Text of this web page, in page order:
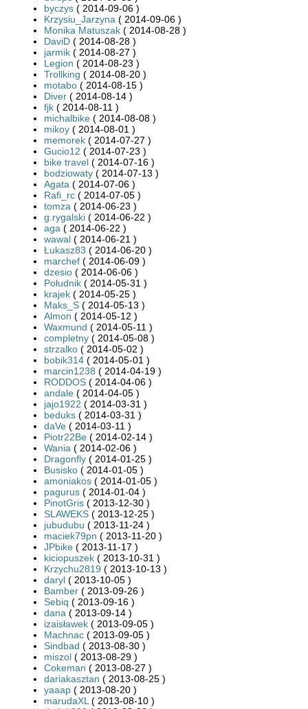
byczys ( 2014-09-06 )
Krzysiu_Jarzyna ( 2014-09-06 )
Monika Matuszak ( 2014-08-28 )
DaviD ( 2014-08-28 )
jarmik ( 2014-08-27 )
Legion ( 2014-08-23 )
Trollking ( 2014-08-20 )
motabo ( 2014-08-15 )
Diver ( 2014-08-14 )
fjk ( 2014-08-11 )
michalbike ( 2014-08-08 )
mikoy ( 2014-08-01 )
memorek ( 2014-07-27 )
Gucio12 ( 2014-07-23 )
bike travel ( 2014-07-16 )
bodziowaty ( 2014-07-13 )
Agata ( 2014-07-06 )
Rafi_rc ( 2014-07-05 )
tomza ( 2014-06-23 )
g.rygalski ( 2014-06-22 )
aga ( 2014-06-22 )
wawal ( 2014-06-21 )
Łukasz83 ( 2014-06-20 )
marchef ( 2014-06-09 )
dzesio ( 2014-06-06 )
Południk ( 2014-05-31 )
krajek ( 2014-05-25 )
Maks_S ( 2014-05-13 )
Almon ( 2014-05-12 )
Waxmund ( 2014-05-11 )
completny ( 2014-05-08 )
strzalko ( 2014-05-02 )
bobik314 ( 2014-05-01 )
marcin1238 ( 2014-04-19 )
RODDOS ( 2014-04-06 )
andale ( 2014-04-05 )
jajo1922 ( 2014-03-31 )
beduks ( 2014-03-31 )
daVe ( 2014-03-11 )
Piotr22Be ( 2014-02-14 )
Wania ( 2014-02-06 )
Dragonfly ( 2014-01-25 )
Busisko ( 2014-01-05 )
amoniakos ( 2014-01-05 )
pagurus ( 2014-01-04 )
PinotGris ( 2013-12-30 )
SLAWEKS ( 2013-12-25 )
jubudubu ( 2013-11-24 )
maciek79pn ( 2013-11-20 )
JPbike ( 2013-11-17 )
kiciopuszek ( 2013-10-31 )
Krzychu2819 ( 2013-10-13 )
daryl ( 2013-10-05 )
Bamber ( 2013-09-26 )
Sebiq ( 2013-09-16 )
dana ( 2013-09-14 )
izaisławek ( 2013-09-05 )
Machnac ( 2013-09-05 )
Sindbad ( 2013-08-30 )
miszol ( 2013-08-29 )
Cokeman ( 2013-08-27 )
dariakasztan ( 2013-08-25 )
yaaap ( 2013-08-20 )
marudaXL ( 2013-08-10 )